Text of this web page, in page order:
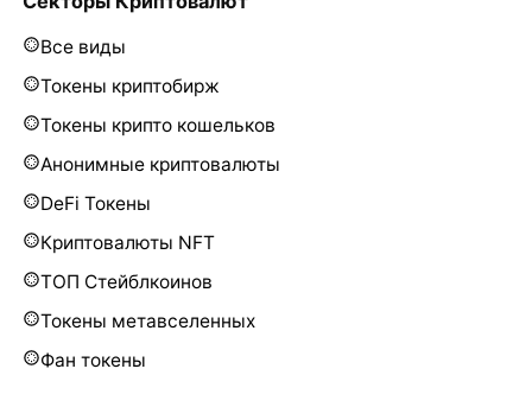
Все виды
Токены криптобирж
Токены крипто кошельков
Анонимные криптовалюты
DeFi Токены
Криптовалюты NFT
ТОП Стейблкоинов
Токены метавселенных
Фан токены